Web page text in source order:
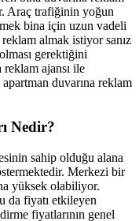
Araç trafiğinin yoğun
bina için uzun vadeli
almak istiyor sanız
gerektiğini
reklam ajansı ile
duvarına reklam
Nedir?
sahip olduğu alana
Merkezi bir
yüksek olabiliyor.
da fiyatı etkileyen
fiyatlarının genel